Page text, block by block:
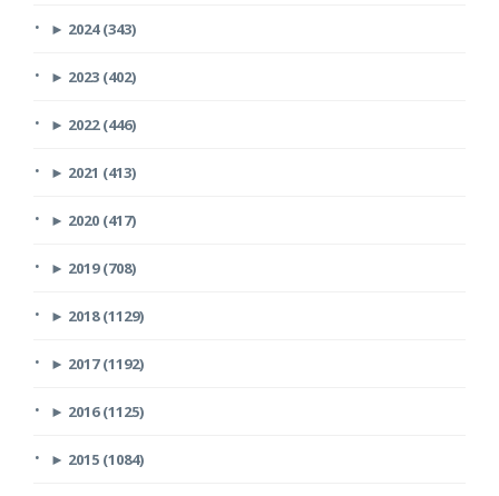
► 2024 (343)
► 2023 (402)
► 2022 (446)
► 2021 (413)
► 2020 (417)
► 2019 (708)
► 2018 (1129)
► 2017 (1192)
► 2016 (1125)
► 2015 (1084)